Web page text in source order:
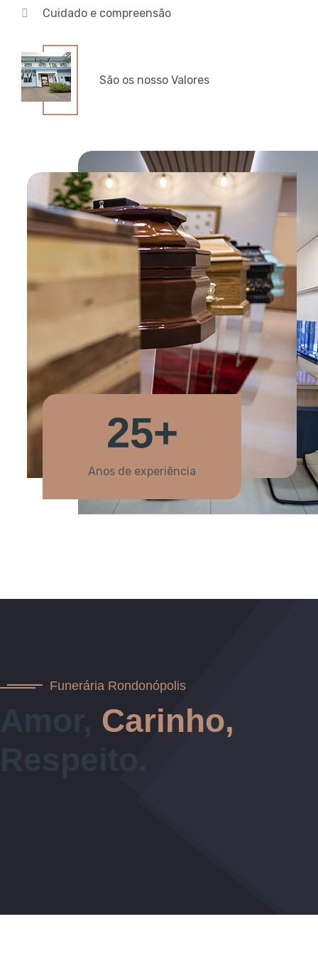
Cuidado e compreensão
São os nosso Valores
25+
Anos de experiência
Funerária Rondonópolis
Carinho,